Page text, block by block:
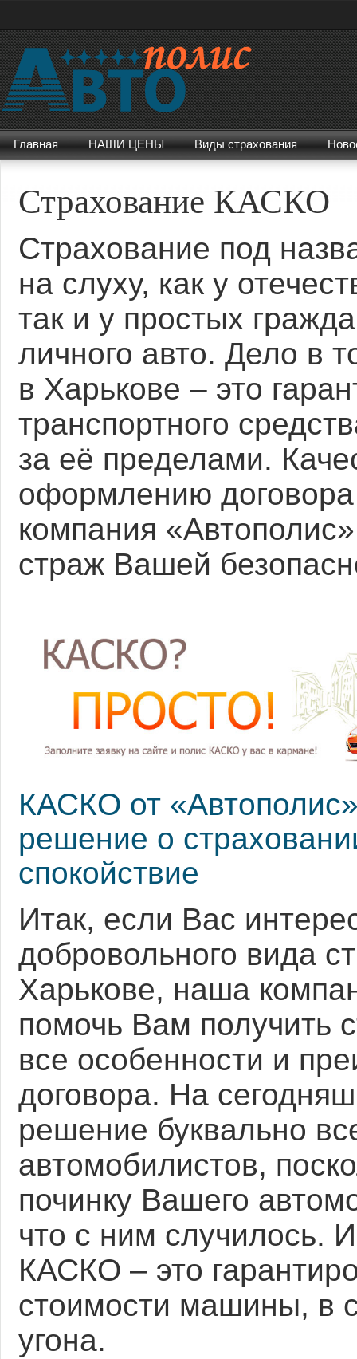
Главная НАШИ ЦЕНЫ Виды страхования
Страхование КАСКО
Страхование под
на слуху, как у
так и у простых
личного авто. Дело в
в Харькове – это
транспортного
за её пределами.
оформлению
компания
страж Вашей
КАСКО от
решение о
спокойствие
Итак, если Вас
добровольного вида
Харькове, наша
помочь Вам получить
все особенности и
договора. На
решение буквально
автомобилистов,
починку Вашего
что с ним случилось.
КАСКО – это
стоимости машины, в
угона.